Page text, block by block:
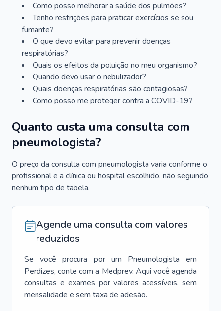
Como posso melhorar a saúde dos pulmões?
Tenho restrições para praticar exercícios se sou
fumante?
O que devo evitar para prevenir doenças
respiratórias?
Quais os efeitos da poluição no meu organismo?
Quando devo usar o nebulizador?
Quais doenças respiratórias são contagiosas?
Como posso me proteger contra a COVID-19?
Quanto custa uma consulta com
pneumologista?
O preço da consulta com pneumologista varia conforme o
profissional e a clínica ou hospital escolhido, não seguindo
nenhum tipo de tabela.
Agende uma consulta com valores
reduzidos
Se você procura por um Pneumologista
em
Perdizes, conte com a Medprev. Aqui você agenda
consultas e exames por valores acessíveis, sem
mensalidade e sem taxa de adesão.